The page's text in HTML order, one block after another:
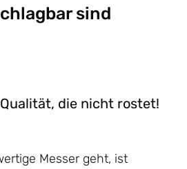
sind
die nicht rostet!
Messer geht, ist